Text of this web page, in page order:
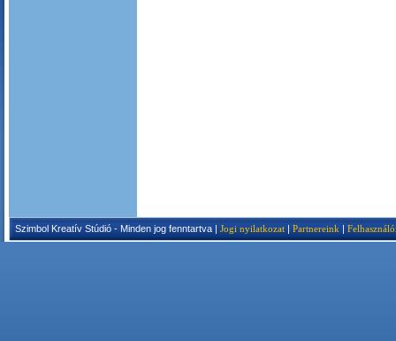
Szimbol Kreatív Stúdió - Minden jog fenntartva | Jogi nyilatkozat | Partnereink |